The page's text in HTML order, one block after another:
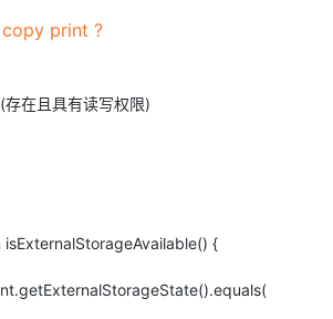
copy print ?
在且具有读写权限)
isExternalStorageAvailable() {